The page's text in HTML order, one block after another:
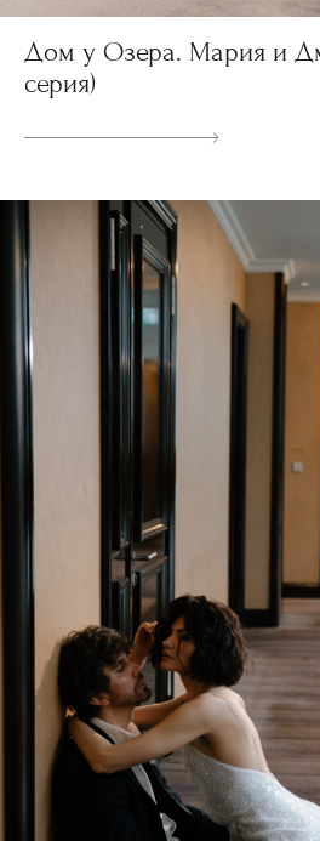
Дом у Озера. Мария и
серия)